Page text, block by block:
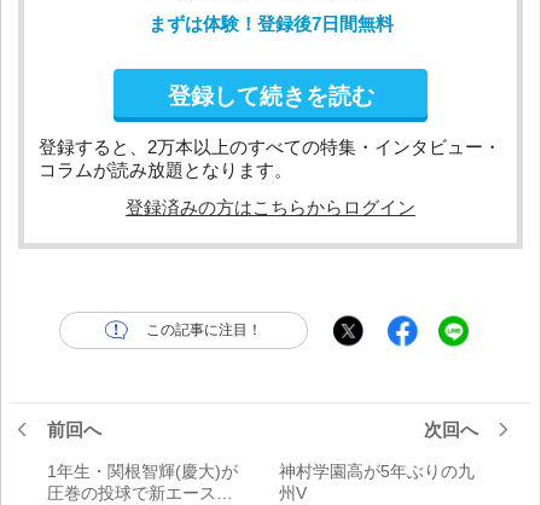
まずは体験！登録後7日間無料
登録して続きを読む
登録すると、2万本以上のすべての特集・インタビュー・
コラムが読み放題となります。
登録済みの方はこちらからログイン
この記事に注目！
前回へ
1年生・関根智輝(慶大)が
圧巻の投球で新エースに
次回へ
神村学園高が5年ぶりの九
州V